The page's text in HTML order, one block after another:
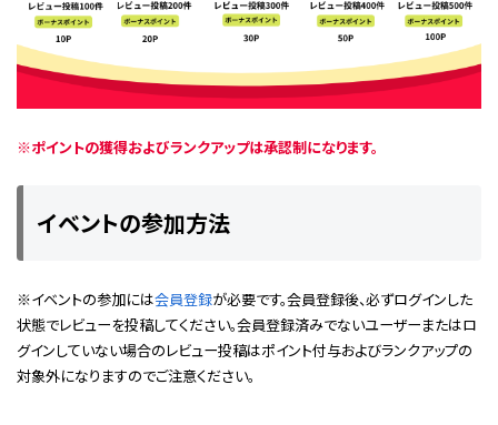
※ポイントの獲得およびランクアップは承認制になります。
イベントの参加方法
※イベントの参加には会員登録が必要です。会員登録後、必ずログインした
状態でレビューを投稿してください。会員登録済みでないユーザーまたはロ
グインしていない場合のレビュー投稿はポイント付与およびランクアップの
対象外になりますのでご注意ください。